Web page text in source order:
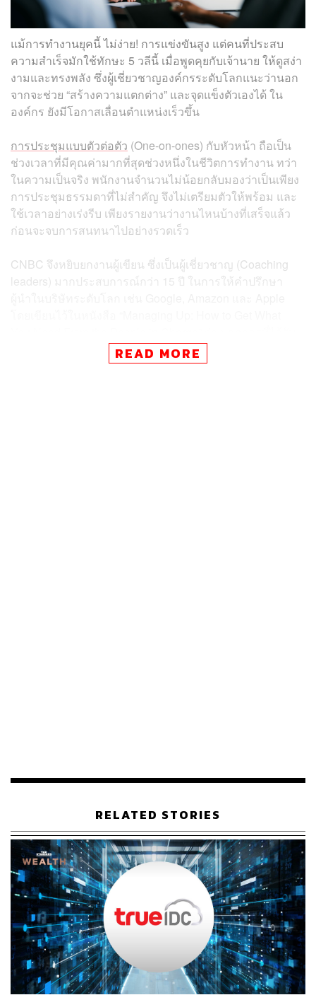
แม้การทำงานยุคนี้ ไม่ง่าย! การแข่งขันสูง แต่คนที่ประสบ
ความสำเร็จมักใช้ทักษะ 5 วลีนี้ เมื่อพูดคุยกับเจ้านาย ให้ดูสง่า
งามและทรงพลัง ซึ่งผู้เชี่ยวชาญองค์กรระดับโลกแนะว่านอก
จากจะช่วย “สร้างความแตกต่าง” และจุดแข็งตัวเองได้ ใน
องค์กร ยังมีโอกาสเลื่อนตำแหน่งเร็วขึ้น
การประชุมแบบตัวต่อตัว (One-on-ones) กับหัวหน้า ถือเป็น
ช่วงเวลาที่มีคุณค่ามากที่สุดช่วงหนึ่งในชีวิตการทำงาน ทว่า
ในความเป็นจริง พนักงานจำนวนไม่น้อยกลับมองว่าเป็นเพียง
การประชุมธรรมดาที่ไม่สำคัญ จึงไม่เตรียมตัวให้พร้อม และ
ใช้เวลาอย่างเร่งรีบ เพียงรายงานว่างานไหนบ้างที่เสร็จแล้ว
ก่อนจะจบการสนทนาไปอย่างรวดเร็ว
CNBC จึงหยิบยกงานผู้เขียน ซึ่งเป็นผู้เชี่ยวชาญ (Coaching
leaders) มากประสบการณ์กว่า 15 ปี ในการให้คำปรึกษา
การเลื่อนตำแหน่งเร็วที่สุด ไม่ได้มองการประชุมแบบตัวต่อตัว
เป็นแค่ ‘เวทีรายงานสถานะงาน’ แต่ใช้โอกาสนี้ในการ ‘เชื่อม
“เราได้ติดต่อลูกค้าเป้าหมาย 8 รายในสัปดาห์ที่ผ่านมา และมี
เป้าหมายไตรมาสที่ 2”
2. “มีเรื่องหนึ่งที่อยากขอความคิดเห็นของคุณ
(หัวหน้า) คือ…”
แม้การประชุมแบบตัวต่อตัวจะมีเวลาเพียง 30 นาที แต่ก็
สามารถใช้เป็นช่วงเวลาแก้ปัญหาได้อย่างมีประสิทธิภาพ วลี
นี้ช่วยเปลี่ยนภาพลักษณ์ของคุณจาก ‘ผู้รอคำสั่ง เป็นผู้ร่วมคิด
ร่วมตัดสินใจ’ แสดงให้เห็นถึงการคิดอย่างมีเหตุผลและความ
ริเริ่มสร้างสรรค์ ซึ่งเป็นคุณสมบัติที่ผู้บริหารให้ความสำคัญ
READ MORE
RELATED STORIES